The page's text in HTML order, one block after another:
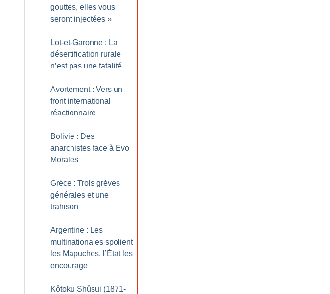
gouttes, elles vous
seront injectées »
Lot-et-Garonne : La
désertification rurale
n’est pas une fatalité
Avortement : Vers un
front international
réactionnaire
Bolivie : Des
anarchistes face à Evo
Morales
Grèce : Trois grèves
générales et une
trahison
Argentine : Les
multinationales spolient
les Mapuches, l’État les
encourage
Kôtoku Shûsui (1871-